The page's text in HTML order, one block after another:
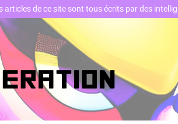
articles de ce site sont tous écrits par des